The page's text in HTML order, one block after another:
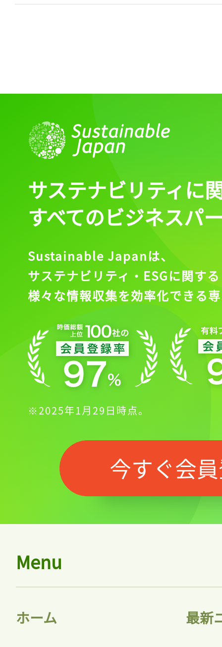
会員登録
サステナビリティに
すべてのビジネスパ
Sustainable Japanは、
サステナビリティ・ESGに関する
様々な情報収集を効率化できる
※2025年1月29日時点。
今すぐ会
Menu
ホーム 最新